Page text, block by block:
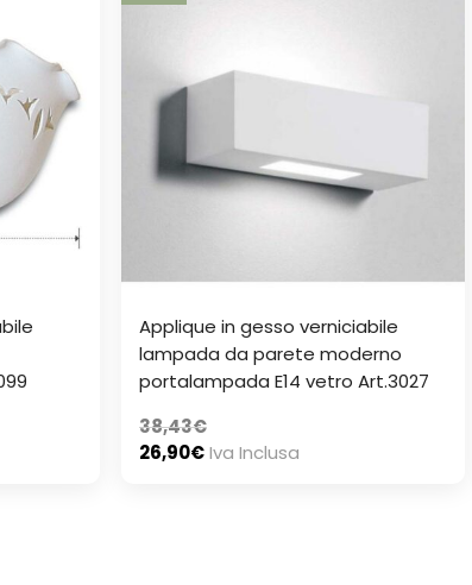
Applique in gesso verniciabile
lampada da parete moderno
portalampada E14 vetro Art.3027
38,43€
26,90€Iva Inclusa